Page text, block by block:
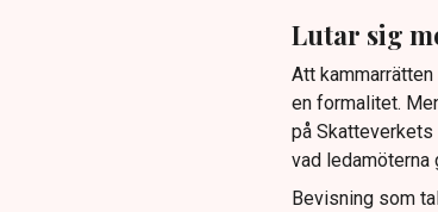
Lutar sig
Att
en formalitet.
på
vad ledamöterna
Bevisning som